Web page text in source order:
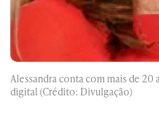
Alessandra conta com mais de
digital (Crédito: Divulgação)